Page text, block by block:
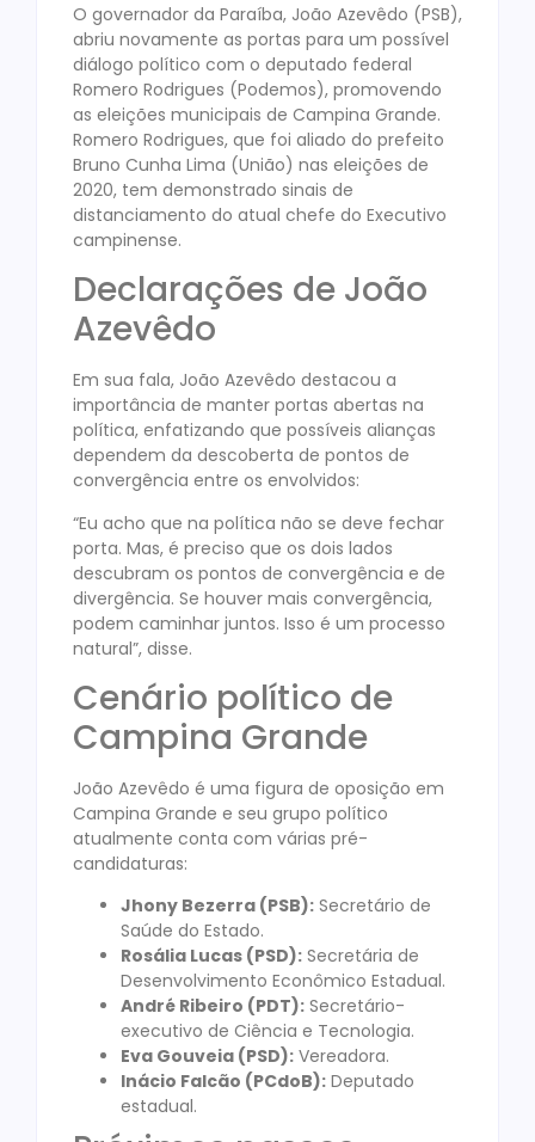
O governador da Paraíba, João Azevêdo (PSB),
abriu novamente as portas para um possível
diálogo político com o deputado federal
Romero Rodrigues (Podemos), promovendo
as eleições municipais de Campina Grande.
Romero Rodrigues, que foi aliado do prefeito
Bruno Cunha Lima (União) nas eleições de
2020, tem demonstrado sinais de
distanciamento do atual chefe do Executivo
campinense.
Declarações de João
Azevêdo
Em sua fala, João Azevêdo destacou a
importância de manter portas abertas na
política, enfatizando que possíveis alianças
dependem da descoberta de pontos de
convergência entre os envolvidos:
“Eu acho que na política não se deve fechar
porta. Mas, é preciso que os dois lados
descubram os pontos de convergência e de
divergência. Se houver mais convergência,
podem caminhar juntos. Isso é um processo
natural”, disse.
Cenário político de
Campina Grande
João Azevêdo é uma figura de oposição em
Campina Grande e seu grupo político
atualmente conta com várias pré-
candidaturas:
Jhony Bezerra (PSB): Secretário de
Saúde do Estado.
Rosália Lucas (PSD): Secretária de
Desenvolvimento Econômico Estadual.
André Ribeiro (PDT): Secretário-
executivo de Ciência e Tecnologia.
Eva Gouveia (PSD): Vereadora.
Inácio Falcão (PCdoB): Deputado
estadual.